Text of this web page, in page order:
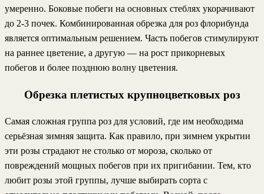
умеренно. Боковые побеги на основных стеблях укорачивают
до 2-3 почек. Комбинированная обрезка для роз флорибунда
является оптимальным решением. Часть побегов стимулируют
на раннее цветение, а другую — на рост прикорневых
побегов и более позднюю волну цветения.
Обрезка плетистых крупноцветковых роз
Самая сложная группа роз для условий, где им необходима
серьёзная зимняя защита. Как правило, при зимнем укрытии
эти розы страдают не столько от мороза, сколько от
повреждений мощных побегов при их пригибании. Тем, кто
любит розы этой группы, лучше выбирать сорта с